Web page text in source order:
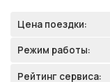
Цена поездки:
Режим работы:
Рейтинг сервиса: